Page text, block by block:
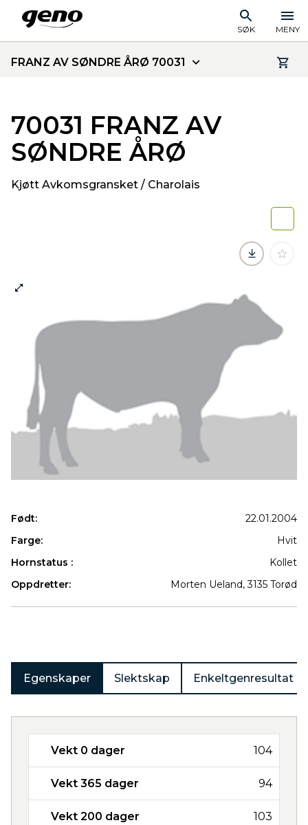
SØK MENY
FRANZ AV SØNDRE ÅRØ 70031
70031 FRANZ AV
SØNDRE ÅRØ
Kjøtt Avkomsgransket / Charolais
Født:
22.01.2004
Farge:
Hvit
Hornstatus :
Kollet
Oppdretter:
Morten Ueland, 3135 Torød
Egenskaper Slektskap Enkeltgenresultat
Vekt 0 dager 104
Vekt 365 dager 94
Vekt 200 dager 103